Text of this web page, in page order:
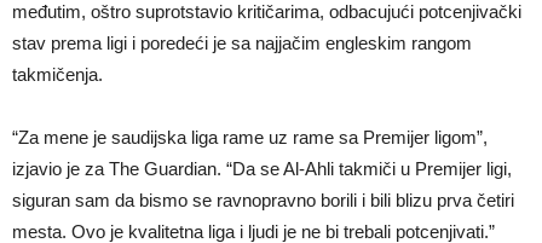
međutim, oštro suprotstavio kritičarima, odbacujući potcenjivački
stav prema ligi i poredeći je sa najjačim engleskim rangom
takmičenja.
“Za mene je saudijska liga rame uz rame sa Premijer ligom”,
izjavio je za The Guardian. “Da se Al-Ahli takmiči u Premijer ligi,
siguran sam da bismo se ravnopravno borili i bili blizu prva četiri
mesta. Ovo je kvalitetna liga i ljudi je ne bi trebali potcenjivati.”